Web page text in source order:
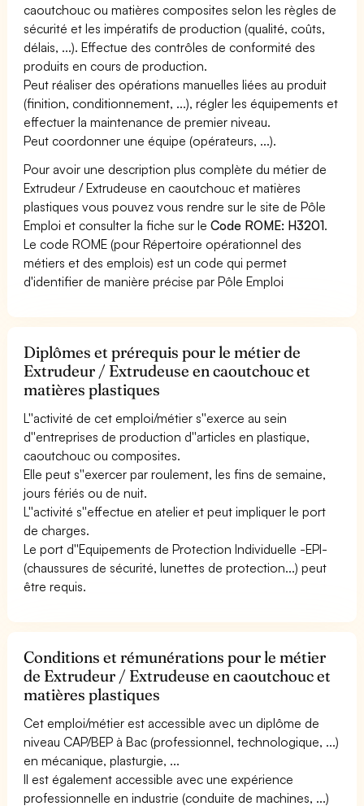
caoutchouc ou matières composites selon les règles de
sécurité et les impératifs de production (qualité, coûts,
délais, ...). Effectue des contrôles de conformité des
produits en cours de production.
Peut réaliser des opérations manuelles liées au produit
(finition, conditionnement, ...), régler les équipements et
effectuer la maintenance de premier niveau.
Peut coordonner une équipe (opérateurs, ...).
Pour avoir une description plus complète du métier de
Extrudeur / Extrudeuse en caoutchouc et matières
plastiques vous pouvez vous rendre sur le site de Pôle
Emploi et consulter la fiche sur leCode ROME: H3201.
Le code ROME (pour Répertoire opérationnel des
métiers et des emplois) est un code qui permet
d'identifier de manière précise par Pôle Emploi
Diplômes et prérequis pour le métier de
Extrudeur / Extrudeuse en caoutchouc et
matières plastiques
L''activité de cet emploi/métier s''exerce au sein
d''entreprises de production d''articles en plastique,
caoutchouc ou composites.
Elle peut s''exercer par roulement, les fins de semaine,
jours fériés ou de nuit.
L''activité s''effectue en atelier et peut impliquer le port
de charges.
Le port d''Equipements de Protection Individuelle -EPI-
(chaussures de sécurité, lunettes de protection...) peut
être requis.
Conditions et rémunérations pour le métier
de Extrudeur / Extrudeuse en caoutchouc et
matières plastiques
Cet emploi/métier est accessible avec un diplôme de
niveau CAP/BEP à Bac (professionnel, technologique, ...)
en mécanique, plasturgie, ...
Il est également accessible avec une expérience
professionnelle en industrie (conduite de machines, ...)